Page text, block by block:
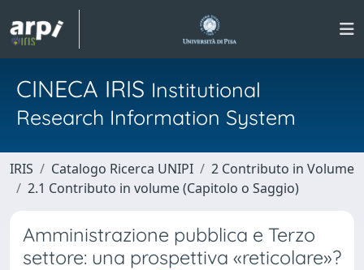
CINECA IRIS Institutional
Research Information System
IRIS Catalogo Ricerca UNIPI
2 Contributo in Volume
2.1 Contributo in volume (Capitolo o Saggio)
Amministrazione pubblica e Terzo
settore: una prospettiva «reticolare»?